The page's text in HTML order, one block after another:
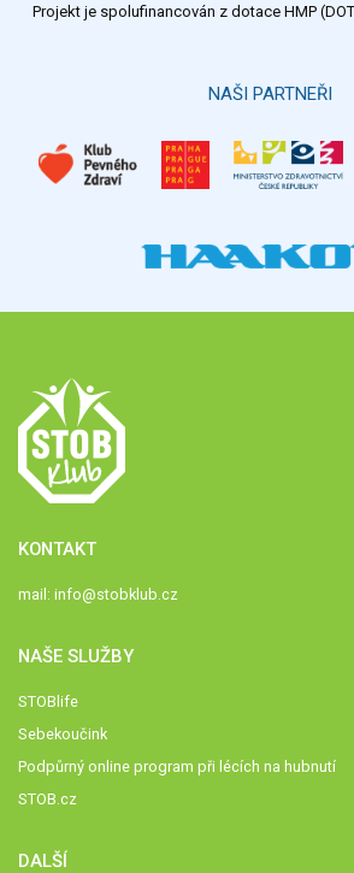
Projekt je spolufinancován z dotace HMP
NAŠI PARTNEŘI
KONTAKT
mail: info@stobklub.cz
NAŠE SLUŽBY
STOBlife
Sebekoučink
Podpůrný online program při lécích na hubnutí
STOB.cz
DALŠÍ